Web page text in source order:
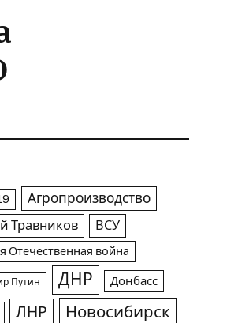
Агропроизводство
Травников ВСУ
Отечественная война
Путин ДНР Донбасс
ЛНР Новосибирск